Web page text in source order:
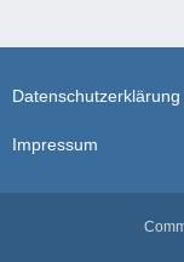
Datenschutzerklärung
Impressum